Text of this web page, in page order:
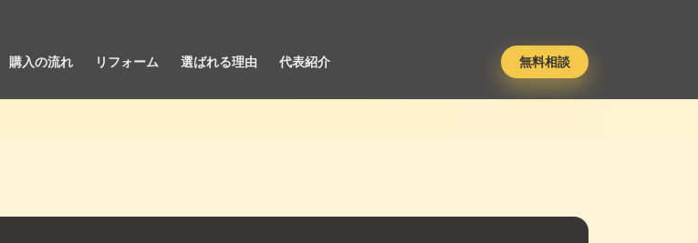
購入の流れ リフォーム 選ばれる理由 代表紹介 無料相談